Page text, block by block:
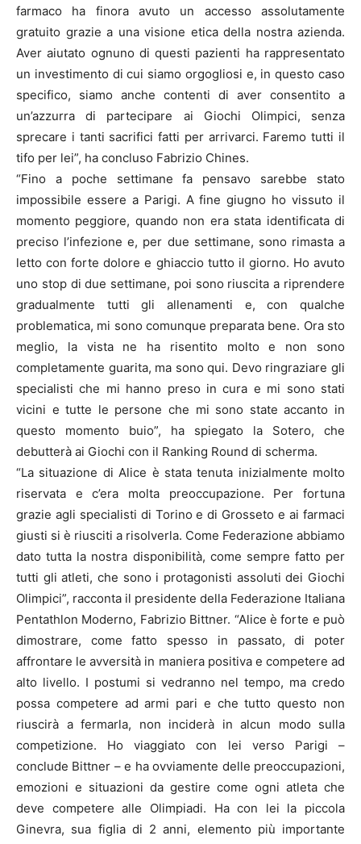
farmaco ha finora avuto un accesso assolutamente
gratuito grazie a una visione etica della nostra azienda.
Aver aiutato ognuno di questi pazienti ha rappresentato
un investimento di cui siamo orgogliosi e, in questo caso
specifico, siamo anche contenti di aver consentito a
un’azzurra di partecipare ai Giochi Olimpici, senza
sprecare i tanti sacrifici fatti per arrivarci. Faremo tutti il
tifo per lei”, ha concluso Fabrizio Chines.
“Fino a poche settimane fa pensavo sarebbe stato
impossibile essere a Parigi. A fine giugno ho vissuto il
momento peggiore, quando non era stata identificata di
preciso l’infezione e, per due settimane, sono rimasta a
letto con forte dolore e ghiaccio tutto il giorno. Ho avuto
uno stop di due settimane, poi sono riuscita a riprendere
gradualmente tutti gli allenamenti e, con qualche
problematica, mi sono comunque preparata bene. Ora sto
meglio, la vista ne ha risentito molto e non sono
completamente guarita, ma sono qui. Devo ringraziare gli
specialisti che mi hanno preso in cura e mi sono stati
vicini e tutte le persone che mi sono state accanto in
questo momento buio”, ha spiegato la Sotero, che
debutterà ai Giochi con il Ranking Round di scherma.
“La situazione di Alice è stata tenuta inizialmente molto
riservata e c’era molta preoccupazione. Per fortuna
grazie agli specialisti di Torino e di Grosseto e ai farmaci
giusti si è riusciti a risolverla. Come Federazione abbiamo
dato tutta la nostra disponibilità, come sempre fatto per
tutti gli atleti, che sono i protagonisti assoluti dei Giochi
Olimpici”, racconta il presidente della Federazione Italiana
Pentathlon Moderno, Fabrizio Bittner. “Alice è forte e può
dimostrare, come fatto spesso in passato, di poter
affrontare le avversità in maniera positiva e competere ad
alto livello. I postumi si vedranno nel tempo, ma credo
possa competere ad armi pari e che tutto questo non
riuscirà a fermarla, non inciderà in alcun modo sulla
competizione. Ho viaggiato con lei verso Parigi –
conclude Bittner – e ha ovviamente delle preoccupazioni,
emozioni e situazioni da gestire come ogni atleta che
deve competere alle Olimpiadi. Ha con lei la piccola
Ginevra, sua figlia di 2 anni, elemento più importante